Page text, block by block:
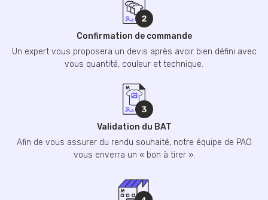
Confirmation de commande
Un expert vous proposera un devis après avoir bien défini avec
vous quantité, couleur et technique.
Validation du BAT
Afin de vous assurer du rendu souhaité, notre équipe de PAO
vous enverra un « bon à tirer ».